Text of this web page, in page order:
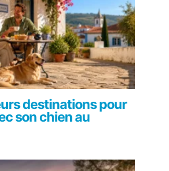
destinations pour
son chien au